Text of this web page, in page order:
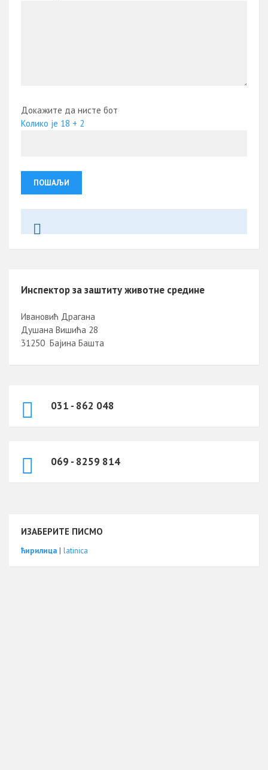
Докажите да нисте бот
Колико је 18 + 2
Инспектор за заштиту животне средине
Ивановић Драгана
Душана Вишића 28
31250 Бајина Башта
031 - 862 048
069 - 8259 814
ИЗАБЕРИТЕ ПИСМО
ћирилица | latinica